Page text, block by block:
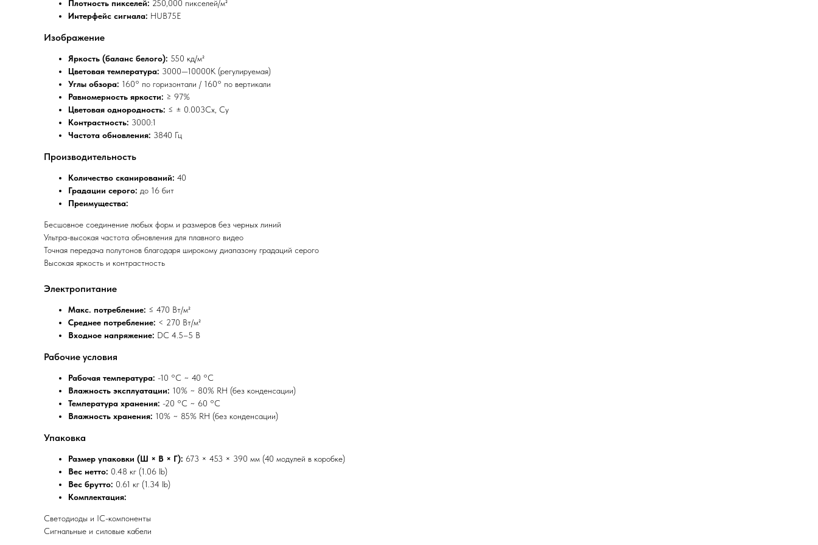
Плотность пикселей: 250,000 пикселей/м²
Интерфейс сигнала: HUB75E
Изображение
Яркость (баланс белого): 550 кд/м²
Цветовая температура: 3000—10000K (регулируемая)
Углы обзора: 160° по горизонтали / 160° по вертикали
Равномерность яркости: ≥ 97%
Цветовая однородность: ≤ ± 0.003Cx, Cy
Контрастность: 3000:1
Частота обновления: 3840 Гц
Производительность
Количество сканирований: 40
Градации серого: до 16 бит
Преимущества:
Бесшовное соединение любых форм и размеров без черных линий
Ультра-высокая частота обновления для плавного видео
Точная передача полутонов благодаря широкому диапазону градаций серого
Высокая яркость и контрастность
Электропитание
Макс. потребление: ≤ 470 Вт/м²
Среднее потребление: < 270 Вт/м²
Входное напряжение: DC 4.5–5 В
Рабочие условия
Рабочая температура: -10 °C ~ 40 °C
Влажность эксплуатации: 10% ~ 80% RH (без конденсации)
Температура хранения: -20 °C ~ 60 °C
Влажность хранения: 10% ~ 85% RH (без конденсации)
Упаковка
Размер упаковки (Ш × В × Г): 673 × 453 × 390 мм (40 модулей в коробке)
Вес нетто: 0.48 кг (1.06 lb)
Вес брутто: 0.61 кг (1.34 lb)
Комплектация:
Светодиоды и IC-компоненты
Сигнальные и силовые кабели